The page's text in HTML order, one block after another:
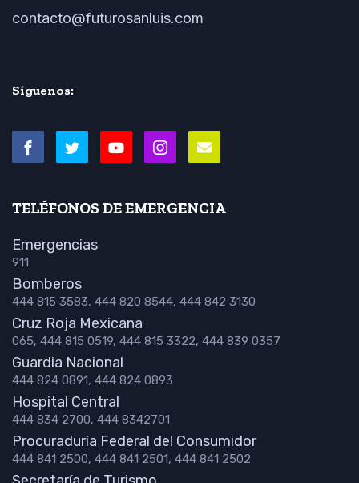
contacto@futurosanluis.com
Síguenos:
TELÉFONOS DE EMERGENCIA
Emergencias
911
Bomberos
444 815 3583, 444 820 8544, 444 842 3130
Cruz Roja Mexicana
065, 444 815 0519, 444 815 3322, 444 839 0357
Guardia Nacional
444 824 0891, 444 824 0893
Hospital Central
444 834 2700, 444 8342701
Procuraduría Federal del Consumidor
444 841 2500, 444 841 2501, 444 841 2502